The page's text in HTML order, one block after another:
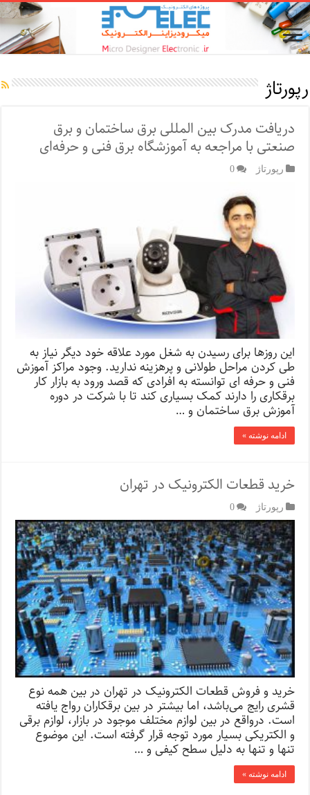
رپورتاژ‌
دریافت مدرک بین المللی برق ساختمان و برق
صنعتی با مراجعه به آموزشگاه برق فنی و حرفه‌ای
رپورتاژ‌ 0
این روزها برای رسیدن به شغل مورد علاقه خود دیگر نیاز به
طی کردن مراحل طولانی و پرهزینه ندارید. وجود مراکز آموزش
فنی و حرفه ای توانسته به افرادی که قصد ورود به بازار کار
برقکاری را دارند کمک بسیاری کند تا با شرکت در دوره
آموزش برق ساختمان و …
ادامه نوشته »
خرید قطعات الکترونیک در تهران
رپورتاژ‌ 0
خرید و فروش قطعات الکترونیک در تهران در بین همه نوع
قشری رایج می‌باشد، اما بیشتر در بین برقکاران رواج یافته
است. در‌واقع در بین لوازم مختلف موجود در بازار، لوازم برقی
و الکتریکی بسیار مورد توجه قرار گرفته است. این موضوع
تنها و تنها به دلیل سطح کیفی و …
ادامه نوشته »